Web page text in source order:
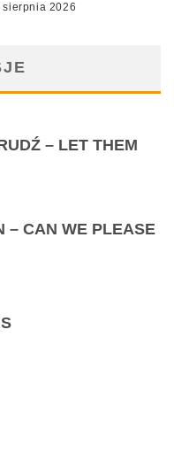
sierpnia 2026
– LET THEM
– CAN WE PLEASE